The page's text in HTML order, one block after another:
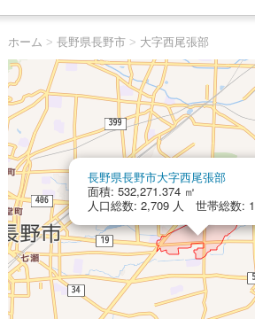
ホーム > 長野県長野市> 大字西尾張部
長野県長野市大字西尾張部
面積: 532,271.374 ㎡
人口総数: 2,709 人 世帯総数: